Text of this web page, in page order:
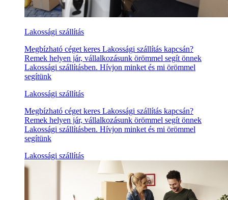
Lakossági szállítás
Megbízható céget keres Lakossági szállítás kapcsán?
Remek helyen jár, vállalkozásunk örömmel segít önnek
Lakossági szállításben. Hívjon minket és mi örömmel
segítünk
Lakossági szállítás
Megbízható céget keres Lakossági szállítás kapcsán?
Remek helyen jár, vállalkozásunk örömmel segít önnek
Lakossági szállításben. Hívjon minket és mi örömmel
segítünk
Lakossági szállítás